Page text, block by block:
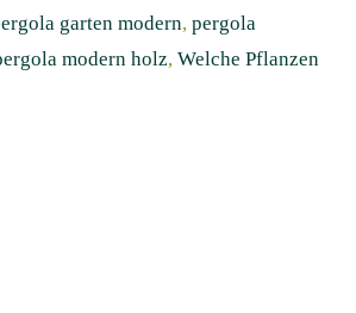
garten modern, pergola
modern holz, Welche Pflanzen